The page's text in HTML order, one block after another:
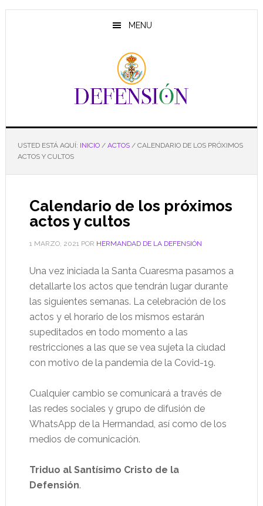
Saltar
Saltar
Saltar
MENU
USTED ESTÁ AQUÍ: INICIO / ACTOS /CALENDARIO DE LOS PRÓXIMOS
ACTOS Y CULTOS
Calendario de los próximos
actos y cultos
1 MARZO, 2021POR HERMANDAD DE LA DEFENSIÓN
Una vez iniciada la Santa Cuaresma pasamos a
detallarte los actos que tendrán lugar durante
las siguientes semanas. La celebración de los
actos y el horario de los mismos estarán
supeditados en todo momento a las
restricciones a las que se vea sujeta la ciudad
con motivo de la pandemia de la Covid-19.
Cualquier cambio se comunicará a través de
las redes sociales y grupo de difusión de
WhatsApp de la Hermandad, así como de los
medios de comunicación.
Triduo al Santísimo Cristo de la
Defensión.